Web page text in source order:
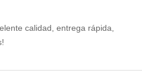
calidad, entrega rápida,